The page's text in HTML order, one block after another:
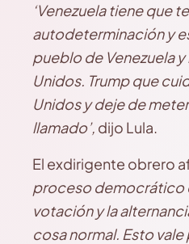
‘Venezuela tiene que
autodeterminación y
pueblo de Venezuela
Unidos. Trump que
Unidos y deje de
llamado’, dijo Lula.
El exdirigente obrero
proceso democrático
votación y la
cosa normal. Esto